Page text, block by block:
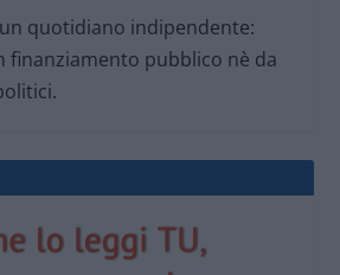
quotidiano indipendente:
finanziamento pubblico nè da